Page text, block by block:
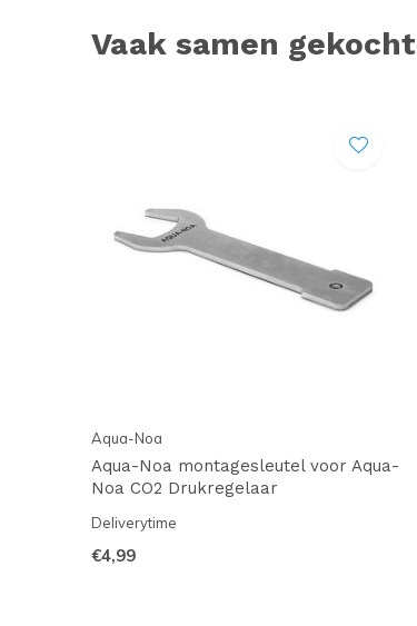
Vaak samen gekocht
Aqua-Noa
Aqua-Noa montagesleutel voor Aqua-
Noa CO2 Drukregelaar
Deliverytime
€4,99